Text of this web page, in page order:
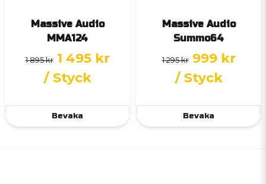
Massive Audio
MMA124
1 895 kr 1 495 kr
/ Styck
Bevaka
Massive Audio
Summo64
1 295 kr 999 kr
/ Styck
Bevaka